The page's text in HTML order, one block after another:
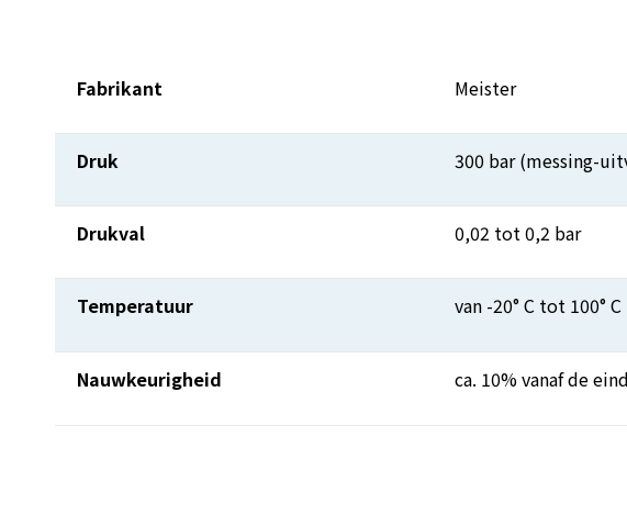
Fabrikant Meister
Druk 300 bar (messing-
Drukval 0,02 tot 0,2 bar
Temperatuur van -20° C tot 100°
Nauwkeurigheid ca. 10% vanaf de